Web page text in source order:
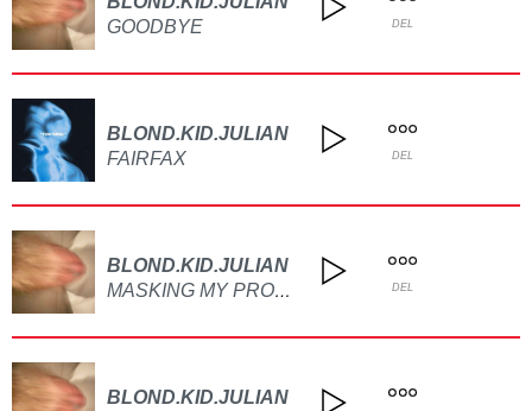
GOODBYE
DEL
BLOND.KID.JULIAN
FAIRFAX
DEL
BLOND.KID.JULIAN
MASKING MY PROBLEMS DEL
BLOND.KID.JULIAN